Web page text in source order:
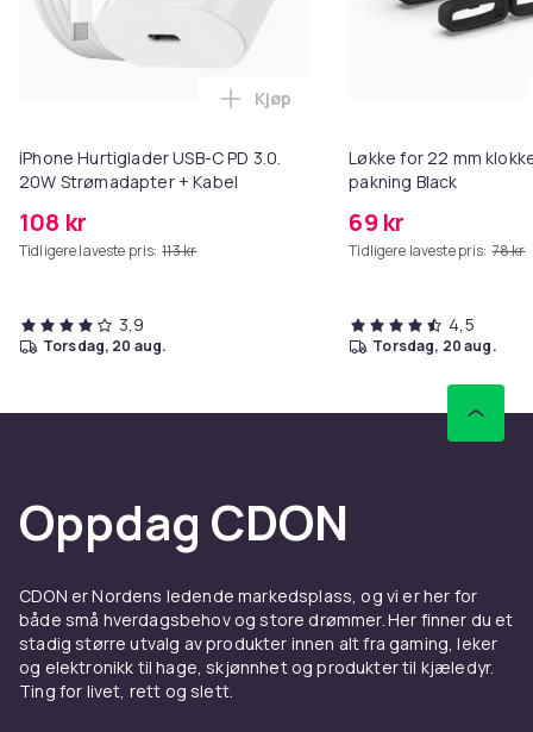
iPhone Hurtiglader USB-C PD 3.0.
20W Strømadapter + Kabel
108 kr
Tidligere laveste pris: 113 kr
Legg iPhone Hurtiglader USB-C
Kjøp
3,9
torsdag, 20 aug.
Løkke for 22 mm
pakning Black
69 kr
Tidligere laveste pris: 78 kr
4,5
torsdag, 20 aug.
Oppdag CDON
CDON er Nordens ledende markedsplass, og vi er her for
både små hverdagsbehov og store drømmer. Her finner du et
stadig større utvalg av produkter innen alt fra gaming, leker
og elektronikk til hage, skjønnhet og produkter til kjæledyr.
Ting for livet, rett og slett.